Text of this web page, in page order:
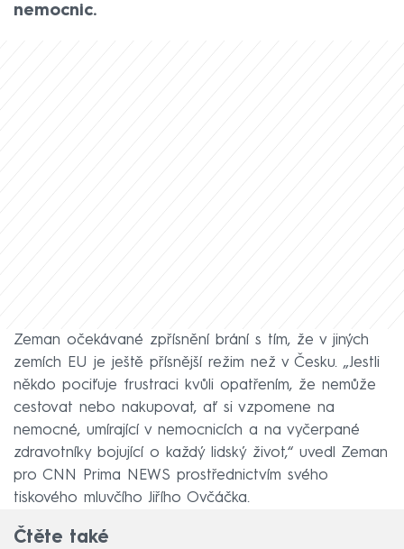
nemocnic.
Zeman očekávané zpřísnění brání s tím, že v jiných
zemích EU je ještě přísnější režim než v Česku. „Jestli
někdo pociťuje frustraci kvůli opatřením, že nemůže
cestovat nebo nakupovat, ať si vzpomene na
nemocné, umírající v nemocnicích a na vyčerpané
zdravotníky bojující o každý lidský život,“ uvedl Zeman
pro CNN Prima NEWS prostřednictvím svého
tiskového mluvčího Jiřího Ovčáčka.
Čtěte také